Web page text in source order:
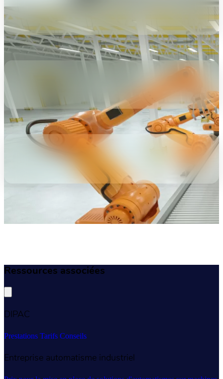
Ressources associées
DIPAC
Prestations Tarifs Conseils
Entreprise automatisme industriel